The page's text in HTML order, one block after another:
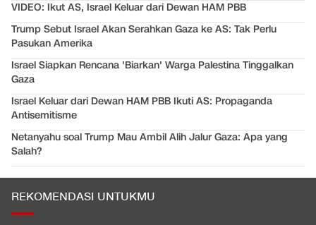
VIDEO: Ikut AS, Israel Keluar dari Dewan HAM PBB
Trump Sebut Israel Akan Serahkan Gaza ke AS: Tak Perlu
Pasukan Amerika
Israel Siapkan Rencana 'Biarkan' Warga Palestina Tinggalkan
Gaza
Israel Keluar dari Dewan HAM PBB Ikuti AS: Propaganda
Antisemitisme
Netanyahu soal Trump Mau Ambil Alih Jalur Gaza: Apa yang
Salah?
REKOMENDASI UNTUKMU